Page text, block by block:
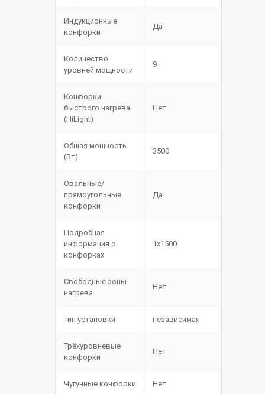
Индукционные
конфорки
Да
Количество
уровней мощности
9
Конфорки
быстрого нагрева
(HiLight)
Нет
Общая мощность
(Вт)
3500
Овальные/
прямоугольные
конфорки
Да
Подробная
информация о
конфорках
1х1500
Свободные зоны
нагрева
Нет
Тип установки независимая
Трёхуровневые
конфорки
Нет
Чугунные конфорки Нет